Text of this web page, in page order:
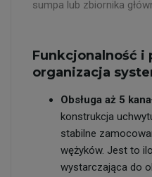
sumpa lub zbiornika
Funkcjonalność i
organizacja
Obsługa aż 5
konstrukcja
stabilne
wężyków. Jest to
wystarczająca do